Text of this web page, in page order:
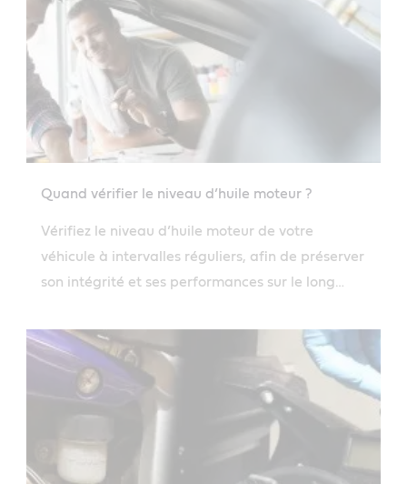
Quand vérifier le niveau d’huile moteur ?
Vérifiez le niveau d’huile moteur de votre
véhicule à intervalles réguliers, afin de préserver
son intégrité et ses performances sur le long